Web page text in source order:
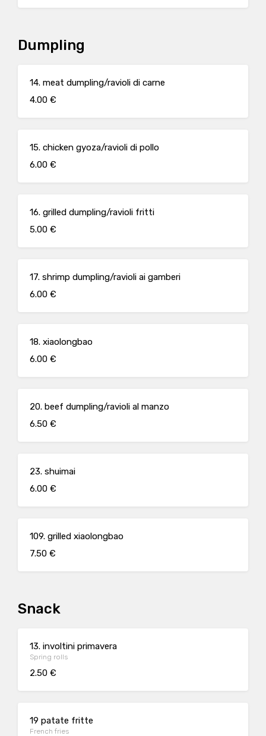
Dumpling
14. meat dumpling/ravioli di carne
4.00 €
15. chicken gyoza/ravioli di pollo
6.00 €
16. grilled dumpling/ravioli fritti
5.00 €
17. shrimp dumpling/ravioli ai gamberi
6.00 €
18. xiaolongbao
6.00 €
20. beef dumpling/ravioli al manzo
6.50 €
23. shuimai
6.00 €
109. grilled xiaolongbao
7.50 €
Snack
13. involtini primavera
Spring rolls
2.50 €
19 patate fritte
French fries